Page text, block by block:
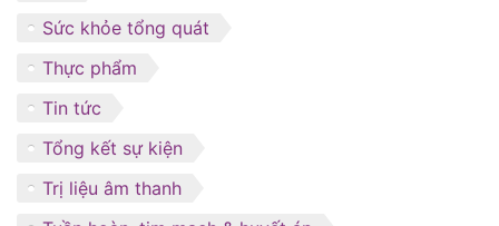
Sức khỏe tổng quát
Thực phẩm
Tin tức
Tổng kết sự kiện
Trị liệu âm thanh